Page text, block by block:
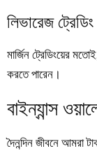
লিভারেজ ট্রেডিং
মার্জিন ট্রেডিংয়ের
করতে পারেন।
বাইন্যান্স
দৈনন্দিন জীবনে আমরা